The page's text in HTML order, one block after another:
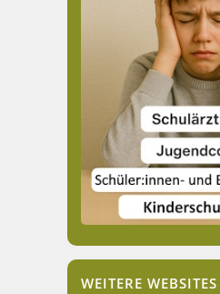
WEITERE WEBSITES